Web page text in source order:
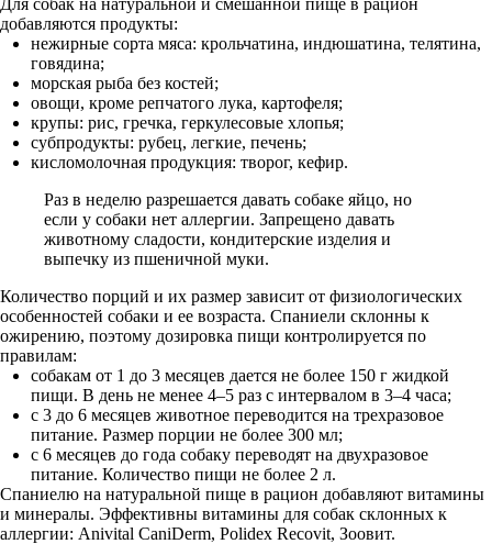
Для собак на натуральной и смешанной пище в рацион
добавляются продукты:
нежирные сорта мяса: крольчатина, индюшатина, телятина,
говядина;
морская рыба без костей;
овощи, кроме репчатого лука, картофеля;
крупы: рис, гречка, геркулесовые хлопья;
субпродукты: рубец, легкие, печень;
кисломолочная продукция: творог, кефир.
Раз в неделю разрешается давать собаке яйцо, но
если у собаки нет аллергии. Запрещено давать
животному сладости, кондитерские изделия и
выпечку из пшеничной муки.
Количество порций и их размер зависит от физиологических
особенностей собаки и ее возраста. Спаниели склонны к
ожирению, поэтому дозировка пищи контролируется по
правилам:
собакам от 1 до 3 месяцев дается не более 150 г жидкой
пищи. В день не менее 4–5 раз с интервалом в 3–4 часа;
с 3 до 6 месяцев животное переводится на трехразовое
питание. Размер порции не более 300 мл;
с 6 месяцев до года собаку переводят на двухразовое
питание. Количество пищи не более 2 л.
Спаниелю на натуральной пище в рацион добавляют витамины
и минералы. Эффективны витамины для собак склонных к
аллергии: Anivital CaniDerm, Polidex Recovit, Зоовит.